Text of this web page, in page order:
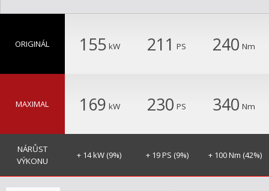
ORIGINÁL 155 kW 211 PS 240 Nm
MAXIMAL 169 kW 230 PS 340 Nm
NÁRŮST
VÝKONU
+ 14 kW (9%) + 19 PS (9%) + 100 Nm (42%)